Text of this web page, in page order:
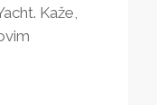
Kaže,